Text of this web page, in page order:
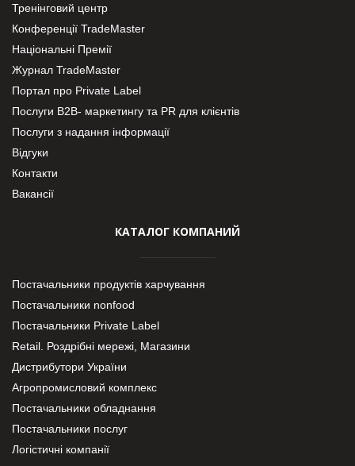
Тренінговий центр
Конференції TradeMaster
Національні Премії
Журнал TradeMaster
Портал про Private Label
Послуги В2В- маркетингу та PR для клієнтів
Послуги з надання інформації
Відгуки
Контакти
Вакансії
КАТАЛОГ КОМПАНИЙ
Постачальники продуктів харчування
Постачальники nonfood
Постачальники Private Label
Retail. Роздрібні мережі, Магазини
Дистрибутори України
Агропромисловий комплекс
Постачальники обладнання
Постачальники послуг
Логістичні компанії